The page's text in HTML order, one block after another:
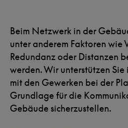
Beim Netzwerk in der
unter anderem Faktoren wie
Redundanz oder Distanzen
werden. Wir unterstützen Sie
mit den Gewerken bei der
Grundlage für die
Gebäude sicherzustellen.